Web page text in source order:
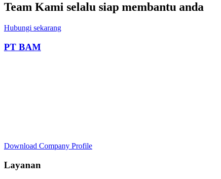
Team Kami selalu siap membantu anda
Hubungi sekarang
PT BAM
Download Company Profile
Layanan